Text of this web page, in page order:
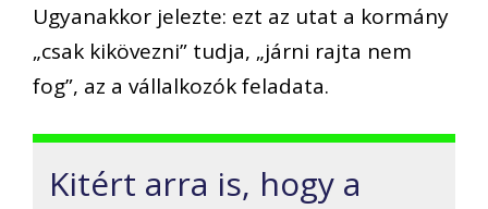
Ugyanakkor jelezte: ezt az utat a kormány
„csak kikövezni” tudja, „járni rajta nem
fog”, az a vállalkozók feladata.
Kitért arra is, hogy a